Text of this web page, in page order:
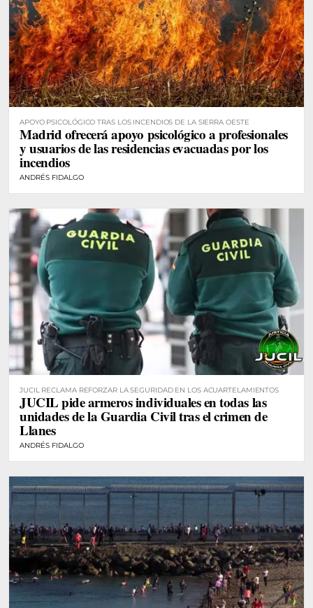
APOYO PSICOLÓGICO TRAS LOS INCENDIOS DE LA SIERRA OESTE
Madrid ofrecerá apoyo psicológico a profesionales
y usuarios de las residencias evacuadas por los
incendios
ANDRÉS FIDALGO
JUCIL RECLAMA REFORZAR LA SEGURIDAD EN LOS ACUARTELAMIENTOS
JUCIL pide armeros individuales en todas las
unidades de la Guardia Civil tras el crimen de
Llanes
ANDRÉS FIDALGO